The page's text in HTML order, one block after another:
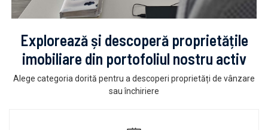
Explorează și descoperă proprietățile
imobiliare din portofoliul nostru activ
Alege categoria dorită pentru a descoperi proprietăți de vânzare
sau închiriere